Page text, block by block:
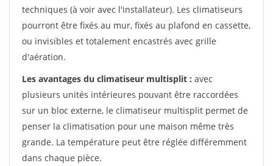
techniques (à voir avec l'installateur). Les climatiseurs
pourront être fixés au mur, fixés au plafond en cassette,
ou invisibles et totalement encastrés avec grille
d'aération.
Les avantages du climatiseur multisplit : avec
plusieurs unités intérieures pouvant être raccordées
sur un bloc externe, le climatiseur multisplit permet de
penser la climatisation pour une maison même très
grande. La température peut être réglée différemment
dans chaque pièce.